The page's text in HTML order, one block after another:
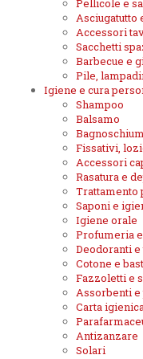
Pellicole e
Asciugatutto
Accessori
Sacchetti
Barbecue e
Pile,
Igiene e cura
Shampoo
Balsamo
Fissativi,
Accessori
Rasatura e
Trattamento
Saponi e
Igiene orale
Profumeria
Deodoranti e
Cotone e
Fazzoletti e
Assorbenti
Carta
Antizanzare
Solari